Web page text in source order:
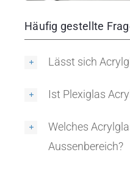
Häufig gestellte
Lässt sich
Ist Plexiglas
Welches
Aussenbereich?